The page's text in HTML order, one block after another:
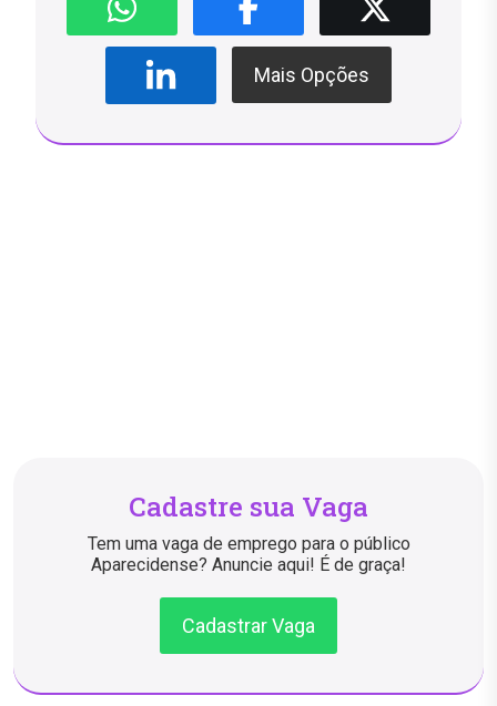
Mais Opções
Cadastre sua Vaga
Tem uma vaga de emprego para o público
Aparecidense? Anuncie aqui! É de graça!
Cadastrar Vaga